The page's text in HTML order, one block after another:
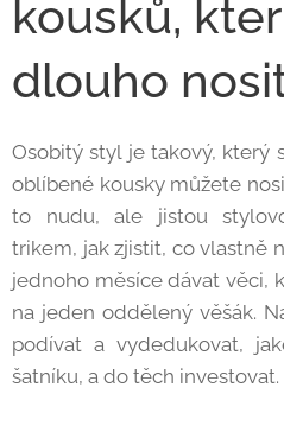
kousků,
dlouho
Osobitý styl je takový, který
oblíbené kousky můžete
to nudu, ale jistou
trikem, jak zjistit, co vlastně
jednoho měsíce dávat věci,
na jeden oddělený věšák.
podívat a vydedukovat,
šatníku, a do těch investovat.